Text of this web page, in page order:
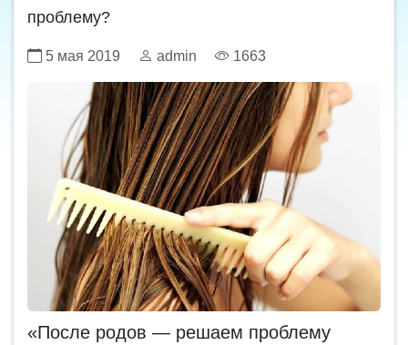
проблему?
5 мая 2019 admin 1663
«После родов — решаем проблему